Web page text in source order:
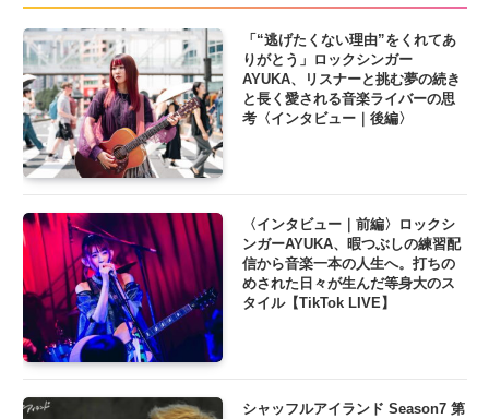
「“逃げたくない理由”をくれてあ
りがとう」ロックシンガー
AYUKA、リスナーと挑む夢の続き
と長く愛される音楽ライバーの思
考〈インタビュー｜後編〉
〈インタビュー｜前編〉ロックシ
ンガーAYUKA、暇つぶしの練習配
信から音楽一本の人生へ。打ちの
めされた日々が生んだ等身大のス
タイル【TikTok LIVE】
シャッフルアイランド Season7 第